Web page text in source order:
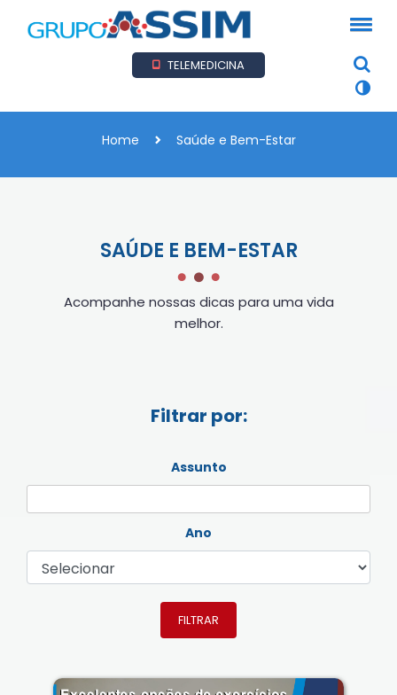
TELEMEDICINA
Home Saúde e Bem-Estar
SAÚDE E BEM-ESTAR
Acompanhe nossas dicas para uma vida
melhor.
Filtrar por:
Assunto
Ano
FILTRAR